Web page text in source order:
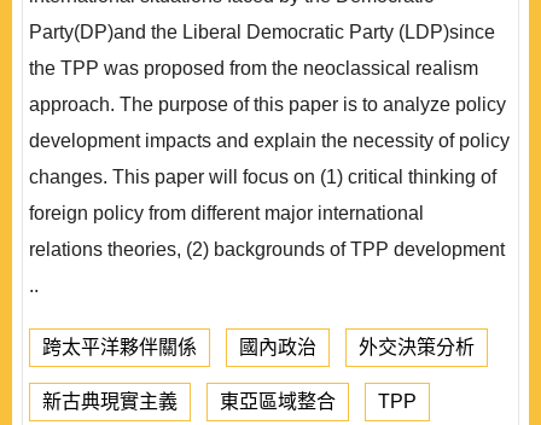
Party(DP)and the Liberal Democratic Party (LDP)since
the TPP was proposed from the neoclassical realism
approach. The purpose of this paper is to analyze policy
development impacts and explain the necessity of policy
changes. This paper will focus on (1) critical thinking of
foreign policy from different major international
relations theories, (2) backgrounds of TPP development
..
跨太平洋夥伴關係 國內政治 外交決策分析
新古典現實主義 東亞區域整合 TPP